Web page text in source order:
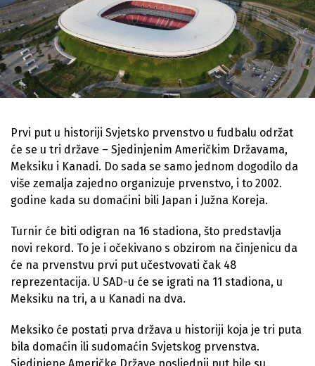
Prvi put u historiji Svjetsko prvenstvo u fudbalu održat
će se u tri države – Sjedinjenim Američkim Državama,
Meksiku i Kanadi. Do sada se samo jednom dogodilo da
više zemalja zajedno organizuje prvenstvo, i to 2002.
godine kada su domaćini bili Japan i Južna Koreja.
Turnir će biti odigran na 16 stadiona, što predstavlja
novi rekord. To je i očekivano s obzirom na činjenicu da
će na prvenstvu prvi put učestvovati čak 48
reprezentacija. U SAD-u će se igrati na 11 stadiona, u
Meksiku na tri, a u Kanadi na dva.
Meksiko će postati prva država u historiji koja je tri puta
bila domaćin ili sudomaćin Svjetskog prvenstva.
Sjedinjene Američke Države posljednji put bile su